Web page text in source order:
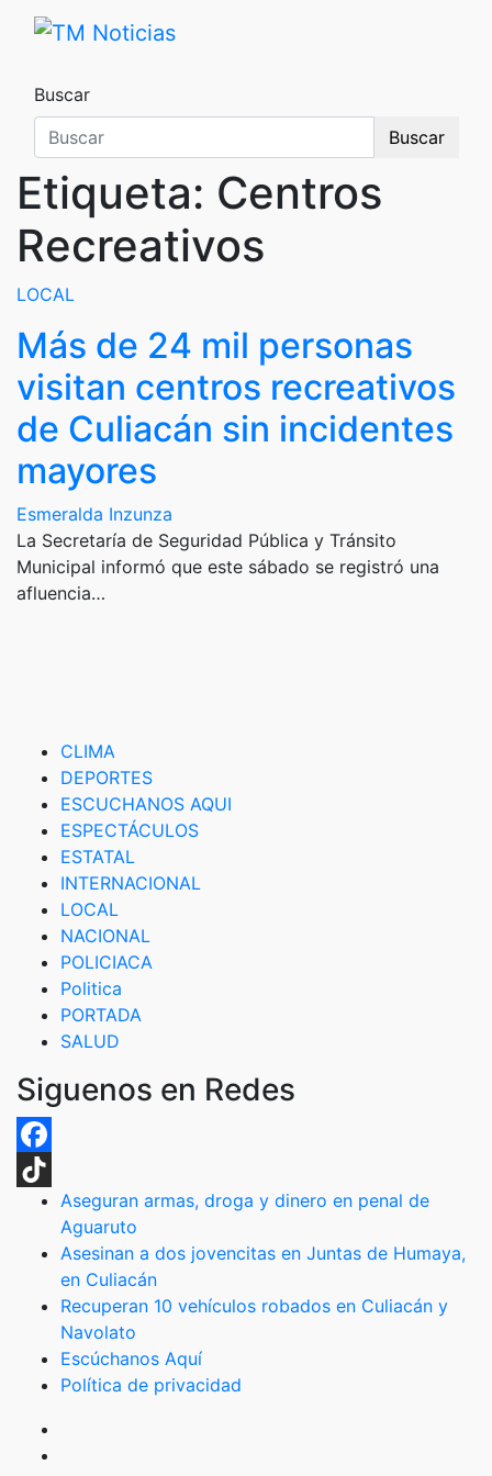
Saltar
Buscar
Buscar
Etiqueta: Centros
Recreativos
LOCAL
Más de 24 mil personas
visitan centros recreativos
de Culiacán sin incidentes
mayores
Esmeralda Inzunza
La Secretaría de Seguridad Pública y Tránsito
Municipal informó que este sábado se registró una
afluencia…
CLIMA
DEPORTES
ESCUCHANOS AQUI
ESPECTÁCULOS
ESTATAL
INTERNACIONAL
LOCAL
NACIONAL
POLICIACA
Politica
PORTADA
SALUD
Siguenos en Redes
Facebook
TikTokAseguran armas, droga y dinero en penal de
Aguaruto
Asesinan a dos jovencitas en Juntas de Humaya,
en Culiacán
Recuperan 10 vehículos robados en Culiacán y
Navolato
Escúchanos Aquí
Política de privacidad